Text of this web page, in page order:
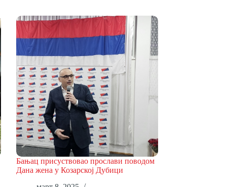
Бањац присуствовао прослави поводом
Дана жена у Козарској Дубици